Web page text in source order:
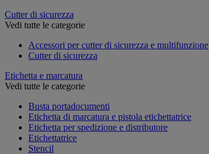
Cutter di sicurezza
Vedi tutte le categorie
Accessori per cutter di sicurezza e multifunzione
Cutter di sicurezza
Etichetta e marcatura
Vedi tutte le categorie
Busta portadocumenti
Etichetta di marcatura e pistola etichettatrice
Etichetta per spedizione e distributore
Etichettatrice
Stencil